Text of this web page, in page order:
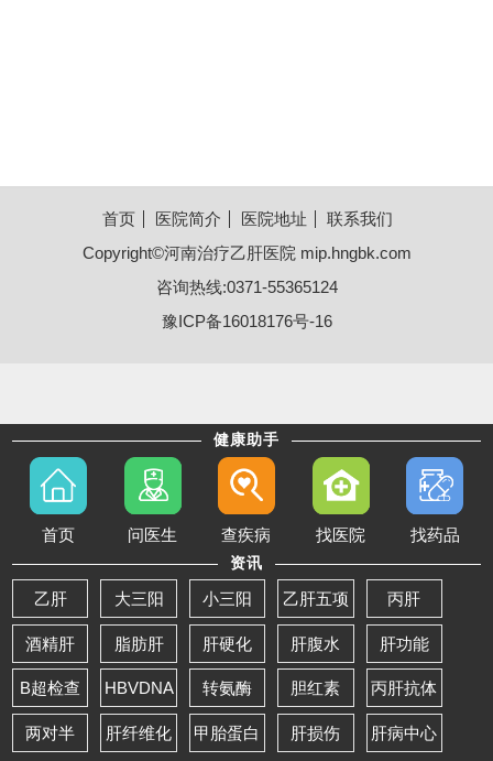
首页 医院简介 医院地址
联系我们
Copyright©河南治疗乙肝医院mip.hngbk.com
咨询热线:0371-55365124
豫ICP备16018176号-16
健康助手
首页 问医生 查疾病 找医院 找药品
资讯
乙肝 大三阳 小三阳 乙肝五项 丙肝
酒精肝 脂肪肝 肝硬化 肝腹水 肝功能
B超检查 HBVDNA 转氨酶 胆红素 丙肝抗体
两对半 肝纤维化 甲胎蛋白 肝损伤 肝病中心